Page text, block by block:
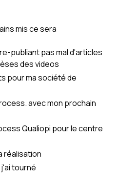
mis ce sera
publiant pas mal d'articles
des videos
pour ma société de
avec mon prochain
Qualiopi pour le centre
réalisation
tourné